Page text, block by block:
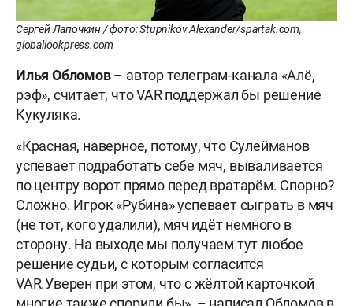
Сергей Лапочкин / фото: Stupnikov Alexander/spartak.com,
globallookpress.com
Илья Обломов– автор телеграм-канала «Алё,
рэф», считает, что VAR поддержал бы решение
Кукуляка.
«Красная, наверное, потому, что Сулейманов
успевает подработать себе мяч, вываливается
по центру ворот прямо перед вратарём. Спорно?
Сложно. Игрок «Рубина» успевает сыграть в мяч
(не тот, кого удалили), мяч идёт немного в
сторону. На выходе мы получаем тут любое
решение судьи, с которым согласится
VAR.Уверен при этом, что с жёлтой карточкой